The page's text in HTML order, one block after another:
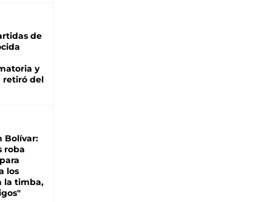
de
y
retiró del
Bolívar:
roba
los
la timba,